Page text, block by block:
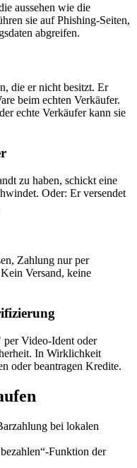
aussehen wie die
sie auf Phishing-Seiten,
abgreifen.
die er nicht besitzt. Er
beim echten Verkäufer.
echte Verkäufer kann sie
zu haben, schickt eine
Oder: Er versendet
Zahlung nur per
Versand, keine
Video-Ident oder
In Wirklichkeit
oder beantragen Kredite.
bei lokalen
Funktion der